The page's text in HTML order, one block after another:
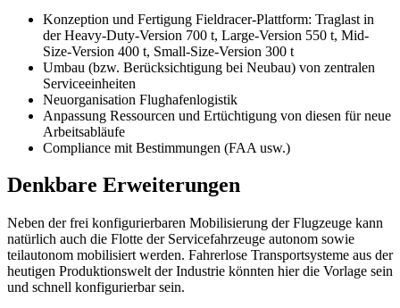
Konzeption und Fertigung Fieldracer-Plattform: Traglast in
der Heavy-Duty-Version 700 t, Large-Version 550 t, Mid-
Size-Version 400 t, Small-Size-Version 300 t
Umbau (bzw. Berücksichtigung bei Neubau) von zentralen
Serviceeinheiten
Neuorganisation Flughafenlogistik
Anpassung Ressourcen und Ertüchtigung von diesen für neue
Arbeitsabläufe
Compliance mit Bestimmungen (FAA usw.)
Denkbare Erweiterungen
Neben der frei konfigurierbaren Mobilisierung der Flugzeuge kann
natürlich auch die Flotte der Servicefahrzeuge autonom sowie
teilautonom mobilisiert werden. Fahrerlose Transportsysteme aus der
heutigen Produktionswelt der Industrie könnten hier die Vorlage sein
und schnell konfigurierbar sein.